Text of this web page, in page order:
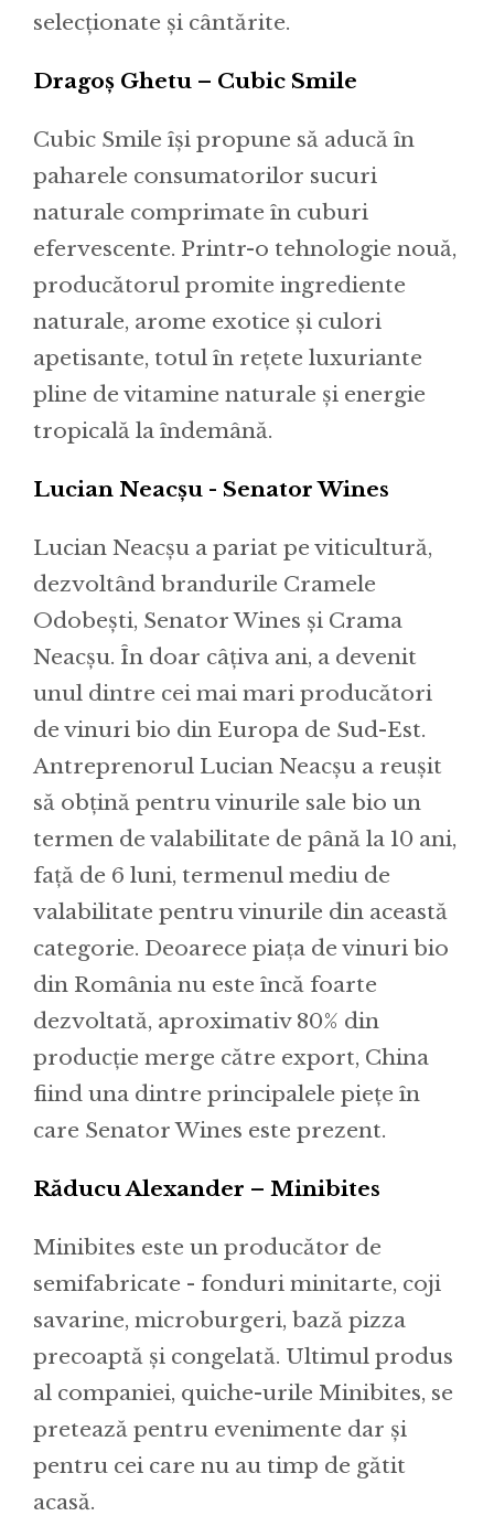
selecționate și cântărite.
Dragoș Ghetu – Cubic Smile
Cubic Smile își propune să aducă în
paharele consumatorilor sucuri
naturale comprimate în cuburi
efervescente. Printr-o tehnologie nouă,
producătorul promite ingrediente
naturale, arome exotice și culori
apetisante, totul în rețete luxuriante
pline de vitamine naturale și energie
tropicală la îndemână.
Lucian Neacșu - Senator Wines
Lucian Neacșu a pariat pe viticultură,
dezvoltând brandurile Cramele
Odobești, Senator Wines și Crama
Neacșu. În doar câțiva ani, a devenit
unul dintre cei mai mari producători
de vinuri bio din Europa de Sud-Est.
Antreprenorul Lucian Neacșu a reușit
să obțină pentru vinurile sale bio un
termen de valabilitate de până la 10 ani,
față de 6 luni, termenul mediu de
valabilitate pentru vinurile din această
categorie. Deoarece piața de vinuri bio
din România nu este încă foarte
dezvoltată, aproximativ 80% din
producție merge către export, China
fiind una dintre principalele piețe în
care Senator Wines este prezent.
Răducu Alexander – Minibites
Minibites este un producător de
semifabricate - fonduri minitarte, coji
savarine, microburgeri, bază pizza
precoaptă și congelată. Ultimul produs
al companiei, quiche-urile Minibites, se
pretează pentru evenimente dar și
pentru cei care nu au timp de gătit
acasă.